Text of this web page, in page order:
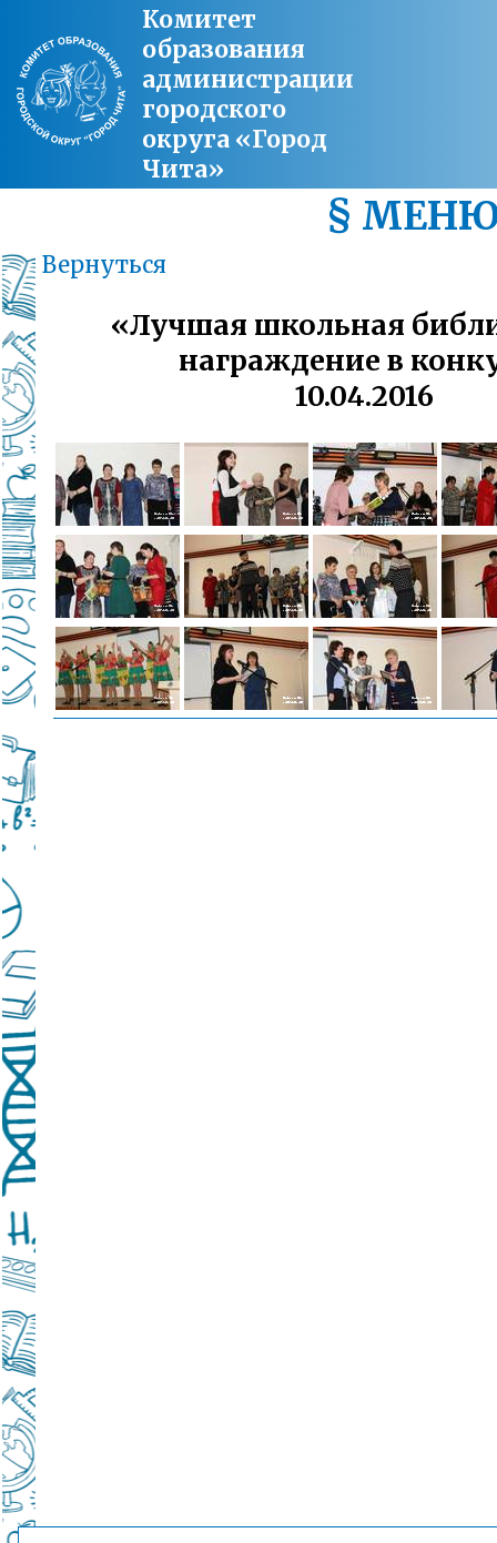
Комитет
образования
администрации
городского
округа «Город
Чита»
§
Вернуться
«Лучшая школьная
награждение в
10.04.2016